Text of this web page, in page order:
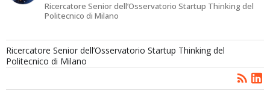
Ricercatore Senior dell’Osservatorio Startup Thinking del
Politecnico di Milano
Ricercatore Senior dell’Osservatorio Startup Thinking del
Politecnico di Milano